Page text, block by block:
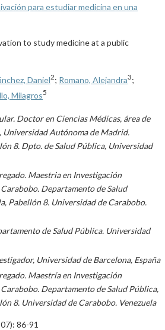
para estudiar medicina en una
to study medicine at a public
Daniel2; Romano, Alejandra3;
Milagros5
Doctor en Ciencias Médicas, área de
Autónoma de Madrid.
8. Dpto. de Salud Pública, Universidad
Maestria en Investigación
Departamento de Salud
Pabellón 8. Universidad de Carabobo.
de Salud Pública. Universidad
Universidad de Barcelona, España
Maestría en Investigación
Departamento de Salud Pública,
8. Universidad de Carabobo. Venezuela
86-91